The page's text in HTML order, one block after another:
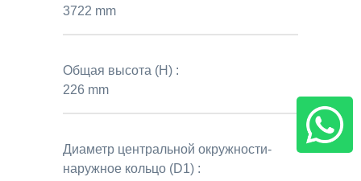
3722 mm
Общая высота (H) :
226 mm
Диаметр центральной окружности-
наружное кольцо (D1) :